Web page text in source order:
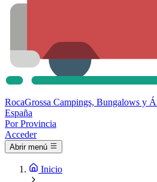
RocaGrossa Campings, Bungalows y
España
Por Provincia
Acceder
Abrir menú
Inicio